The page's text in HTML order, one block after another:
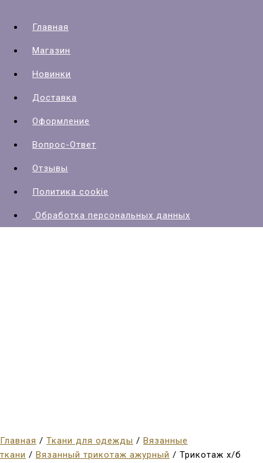
Главная
Магазин
Новинки
Доставка
Оформление
Вопрос-Ответ
Отзывы
Политика cookie
Обработка персональных данных
Главная / Ткани для одежды / Вязанные
ткани / Вязанный трикотаж ажурный / Трикотаж х/б